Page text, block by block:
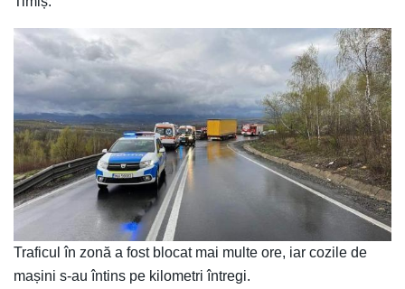
Traficul în zonă a fost blocat mai multe ore, iar cozile de
mașini s-au întins pe kilometri întregi.